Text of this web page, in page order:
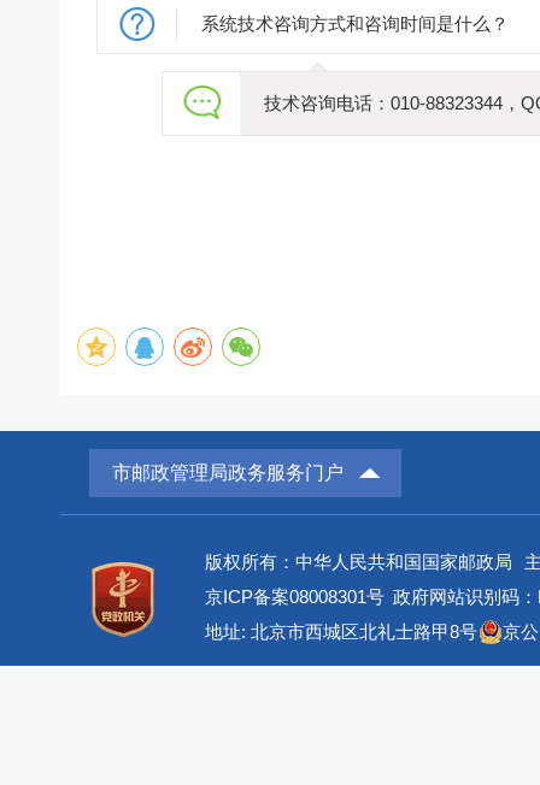
系统技术咨询方式和咨询时间是什么？
技术咨询电话：010-88323344，
市邮政管理局政务服务门户
版权所有：中华人民共和国国家邮政局
京ICP备案08008301号 政府网站识别码
地址: 北京市西城区北礼士路甲8号
京